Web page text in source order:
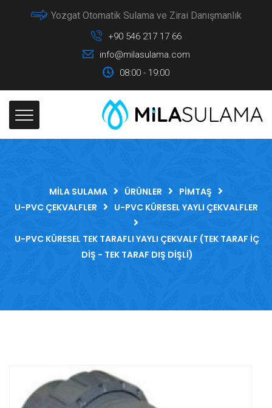
Yozgat Otomatik Sulama ve Zirai Danışmanlık
+90 546 217 17 66
info@milasulama.com
08:00 - 19:00
MILA SULAMA ÜRÜNLER
PIMTAŞ
U-PVC ÇEKVALFLER
U-PVC KÜRESEL YAYLI ÇEKVALFLER
U-PVC KÜRESEL TEK TARAFLI YAYLI ÇEKVALF (TEK TARAF İÇ
DIŞ - TEK TARAF DIŞ DIŞLI)